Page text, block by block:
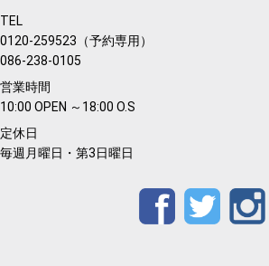
TEL
0120-259523（予約専用）
086-238-0105
営業時間
10:00 OPEN ～18:00 O.S
定休日
毎週月曜日・第3日曜日
FacebookTwitter